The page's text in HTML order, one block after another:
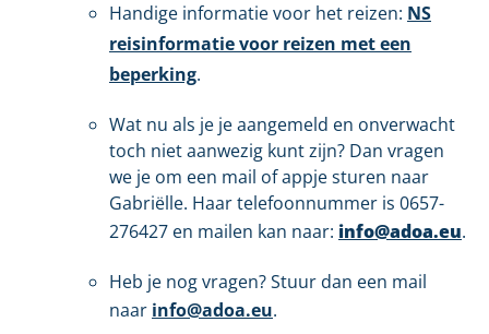
Handige informatie voor het reizen: NS
reisinformatie voor reizen met een
beperking.
Wat nu als je je aangemeld en onverwacht
toch niet aanwezig kunt zijn? Dan vragen
we je om een mail of appje sturen naar
Gabriëlle. Haar telefoonnummer is 0657-
276427 en mailen kan naar: info@adoa.eu.
Heb je nog vragen? Stuur dan een mail
naar info@adoa.eu.